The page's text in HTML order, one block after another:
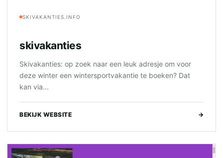
SKIVAKANTIES.INFO
skivakanties
Skivakanties: op zoek naar een leuk adresje om voor
deze winter een wintersportvakantie te boeken? Dat
kan via...
BEKIJK WEBSITE →